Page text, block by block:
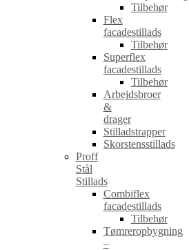
Tilbehør
Flex
facadestillads
Tilbehør
Superflex
facadestillads
Tilbehør
Arbejdsbroer
&
drager
Stilladstrapper
Skorstensstillads
Proff
Stål
Stillads
Combiflex
facadestillads
Tilbehør
Tømreropbygning
–